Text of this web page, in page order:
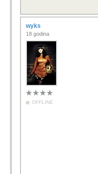
wyks
18 godina
OFFLINE